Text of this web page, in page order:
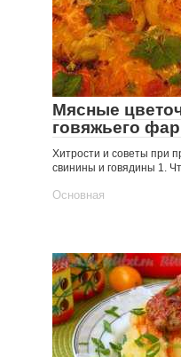
Мясные
говяжьего
Хитрости и советы при
свинины и говядины 1.
Основная